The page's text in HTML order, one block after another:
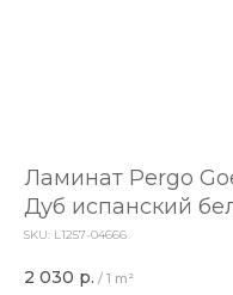
Ламинат Pergo
Дуб испанский
SKU: L1257-04666
2 030 р. / 1 m²